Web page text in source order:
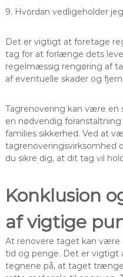
9. Hvordan vedligeholder
Det er vigtigt at foretage
tag for at forlænge dets
regelmæssig rengøring af
af eventuelle skader og
Tagrenovering kan være en
en nødvendig
families sikkerhed. Ved at
tagrenoveringsvirksomhed
du sikre dig, at dit tag vil
Konklusion
af vigtige
At renovere taget kan være
tid og penge. Det er
tegnene på, at taget